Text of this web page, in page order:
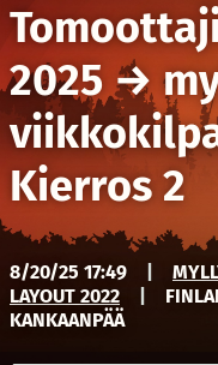
2025→
Kierros 2
8/20/25 17:49
LAYOUT 2022
KANKAANPÄÄ